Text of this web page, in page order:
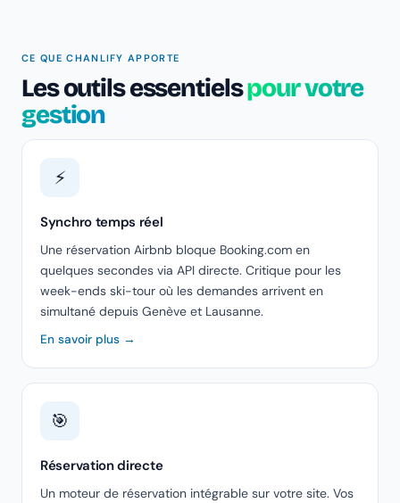
CE QUE CHANLIFY APPORTE
Les outils essentielspour votre
gestion
⚡
Synchro temps réel
Une réservation Airbnb bloque Booking.com en
quelques secondes via API directe. Critique pour les
week-ends ski-tour où les demandes arrivent en
simultané depuis Genève et Lausanne.
En savoir plus →
🎯
Réservation directe
Un moteur de réservation intégrable sur votre site. Vos